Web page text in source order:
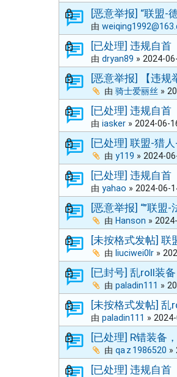
[恶意举报] “联盟-
由
[已处理] 违规自首
由 dryan89 » 2024-
[恶意举报] 【违规
由 骑士爱丽丝 »
[已处理] 违规自首
由 iasker » 2024-06-
[已处理] 联盟-猎
由 y119 » 2024-
[已处理] 违规自首
由 yahao » 2024-06-
[恶意举报] “”联盟
由 Hanson »
[未按格式发帖] 联
由 liuciwei0lr »
[已封号] 乱roll装备
由 paladin111 »
[未按格式发帖] 乱
由 paladin111 »
[已处理] R错装备
由 qa z 1986520 »
[已处理] 违规自首